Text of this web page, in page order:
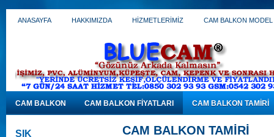
ANASAYFA HAKKIMIZDA HİZMETLERİMİZ CAM BALKON
CAM BALKON CAM BALKON FİYATLARI CAM BALKON TAMİRİ
CAM BALKON TAMİRİ
SIK